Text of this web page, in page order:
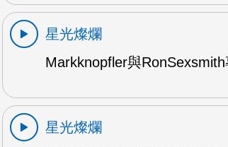
星光燦爛
Markknopfler與
星光燦爛